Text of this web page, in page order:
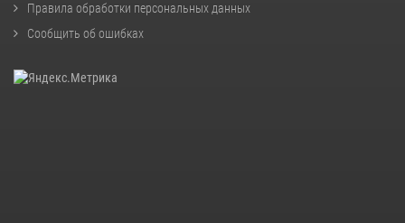
Правила обработки персональных данных
Сообщить об ошибках